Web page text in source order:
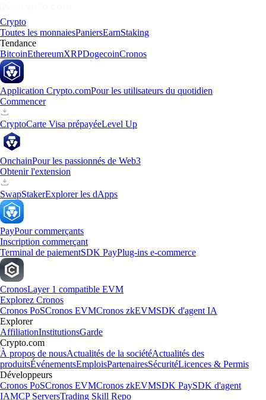
Crypto
Toutes les monnaiesPaniersEarnStaking
Tendance
BitcoinEthereumXRPDogecoinCronos
Application Crypto.comPour les utilisateurs du quotidien
Commencer
CryptoCarte Visa prépayéeLevel Up
OnchainPour les passionnés de Web3
Obtenir l'extension
SwapStakerExplorer les dApps
PayPour commerçants
Inscription commerçant
Terminal de paiementSDK PayPlug-ins e-commerce
CronosLayer 1 compatible EVM
Explorez Cronos
Cronos PoSCronos EVMCronos zkEVMSDK d'agent IA
Explorer
AffiliationInstitutionsGarde
Crypto.com
À propos de nousActualités de la sociétéActualités des
produitsÉvénementsEmploisPartenairesSécuritéLicences & Permis
Développeurs
Cronos PoSCronos EVMCronos zkEVMSDK PaySDK d'agent
IAMCP ServersTrading Skill Repo